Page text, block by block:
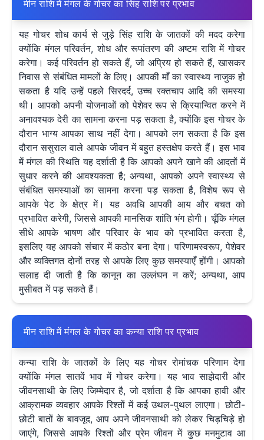
मीन राशि में मंगल के गोचर का सिंह राशि पर प्रभाव
यह गोचर शोध कार्य से जुड़े सिंह राशि के जातकों की मदद करेगा
क्योंकि मंगल परिवर्तन, शोध और रूपांतरण की अष्टम राशि में गोचर
करेगा। कई परिवर्तन हो सकते हैं, जो अप्रिय हो सकते हैं, खासकर
निवास से संबंधित मामलों के लिए। आपकी माँ का स्वास्थ्य नाजुक हो
सकता है यदि उन्हें पहले सिरदर्द, उच्च रक्तचाप आदि की समस्या
थी। आपको अपनी योजनाओं को पेशेवर रूप से क्रियान्वित करने में
अनावश्यक देरी का सामना करना पड़ सकता है, क्योंकि इस गोचर के
दौरान भाग्य आपका साथ नहीं देगा। आपको लग सकता है कि इस
दौरान ससुराल वाले आपके जीवन में बहुत हस्तक्षेप करते हैं। इस भाव
में मंगल की स्थिति यह दर्शाती है कि आपको अपने खाने की आदतों में
सुधार करने की आवश्यकता है; अन्यथा, आपको अपने स्वास्थ्य से
संबंधित समस्याओं का सामना करना पड़ सकता है, विशेष रूप से
आपके पेट के क्षेत्र में। यह अवधि आपकी आय और बचत को
प्रभावित करेगी, जिससे आपकी मानसिक शांति भंग होगी। चूँकि मंगल
सीधे आपके भाषण और परिवार के भाव को प्रभावित करता है,
इसलिए यह आपको संचार में कठोर बना देगा। परिणामस्वरूप, पेशेवर
और व्यक्तिगत दोनों तरह से आपके लिए कुछ समस्याएँ होंगी। आपको
सलाह दी जाती है कि कानून का उल्लंघन न करें; अन्यथा, आप
मुसीबत में पड़ सकते हैं।
मीन राशि में मंगल के गोचर का कन्या राशि पर प्रभाव
कन्या राशि के जातकों के लिए यह गोचर रोमांचक परिणाम देगा
क्योंकि मंगल सातवें भाव में गोचर करेगा। यह भाव साझेदारी और
जीवनसाथी के लिए जिम्मेदार है, जो दर्शाता है कि आपका हावी और
आक्रामक व्यवहार आपके रिश्तों में कई उथल-पुथल लाएगा। छोटी-
छोटी बातों के बावजूद, आप अपने जीवनसाथी को लेकर चिड़चिड़े हो
जाएंगे, जिससे आपके रिश्तों और प्रेम जीवन में कुछ मनमुटाव आ